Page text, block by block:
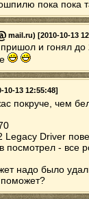
пока пока
mail.ru) [2010-10-13
и гонял
10-13 12:55:48]
покруче, чем
Legacy Driver
посмотрел - все
надо было
поможет?